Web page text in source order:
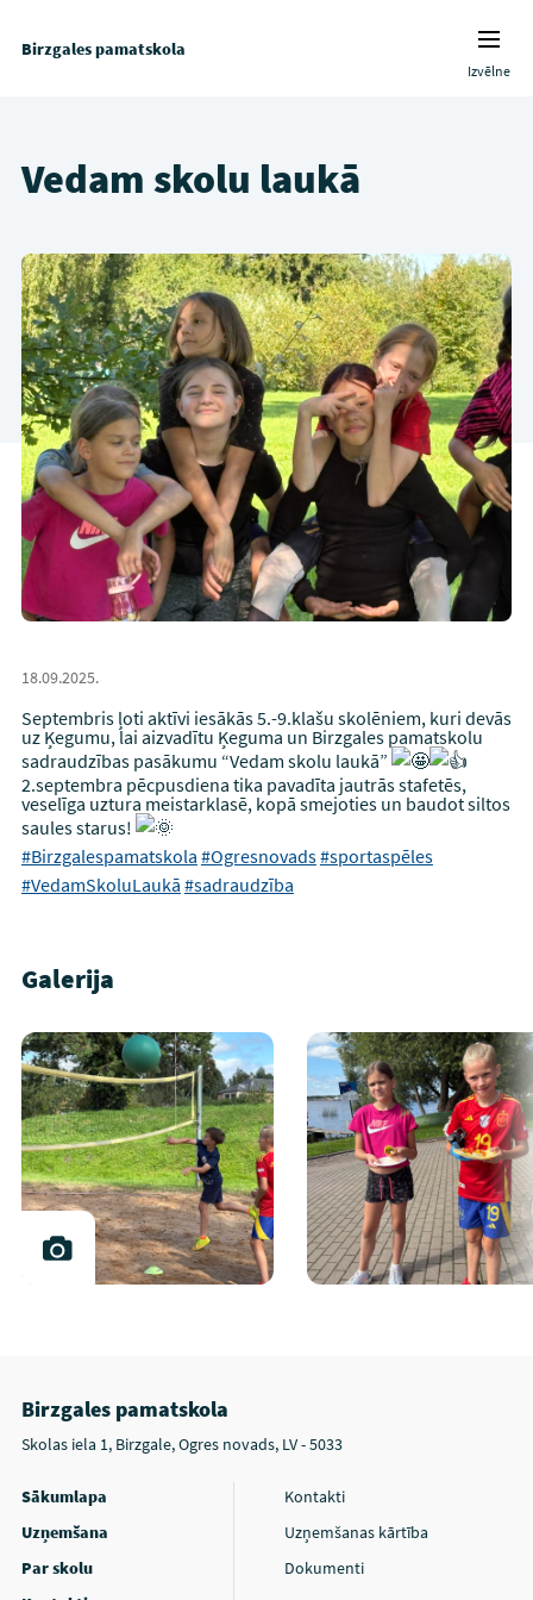
Birzgales pamatskola
Izvēlne
Vedam skolu laukā
18.09.2025.
Septembris ļoti aktīvi iesākās 5.-9.klašu skolēniem, kuri devās
uz Ķegumu, lai aizvadītu Ķeguma un Birzgales pamatskolu
sadraudzības pasākumu “Vedam skolu laukā”
2.septembra pēcpusdiena tika pavadīta jautrās stafetēs,
veselīga uztura meistarklasē, kopā smejoties un baudot siltos
saules starus!
#Birzgalespamatskola #Ogresnovads#sportaspēles
#VedamSkoluLaukā #sadraudzība
Galerija
Birzgales pamatskola
Skolas iela 1, Birzgale, Ogres novads, LV - 5033
Sākumlapa
Uzņemšana
Par skolu
Kontakti
Uzņemšanas kārtība
Dokumenti